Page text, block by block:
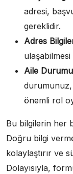
adresi,
gereklidir.
Adres
Aile
durumunuz,
önemli rol
Bu bilgilerin her
Doğru bilgi
kolaylaştırır ve
Dolayısıyla,